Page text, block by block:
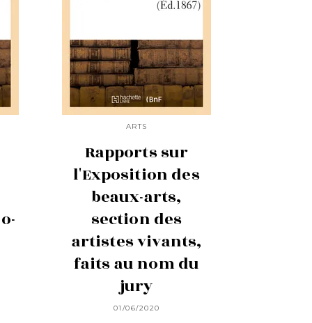
ARTS
Rapports sur
l'Exposition des
beaux-arts,
section des
artistes vivants,
faits au nom du
jury
01/06/2020